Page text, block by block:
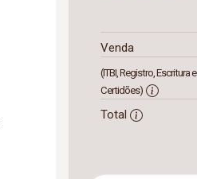
Venda
(ITBI, Registro, Escritura e
Certidões)
Total